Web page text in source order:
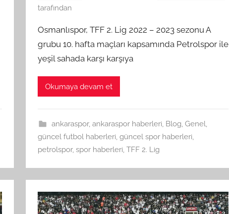
tarafından
Osmanlıspor, TFF 2. Lig 2022 – 2023 sezonu A
grubu 10. hafta maçları kapsamında Petrolspor ile
yeşil sahada karşı karşıya
Okumaya devam et
ankaraspor, ankaraspor haberleri, Blog, Genel,
güncel futbol haberleri,güncel spor haberleri,
petrolspor,spor haberleri,TFF 2. Lig